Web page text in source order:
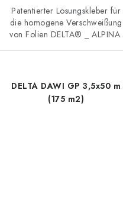
Patentierter Lösungskleber für
die homogene Verschweißung
von Folien DELTA® _ ALPINA.
DELTA DAWI GP 3,5x50 m
(175 m2)